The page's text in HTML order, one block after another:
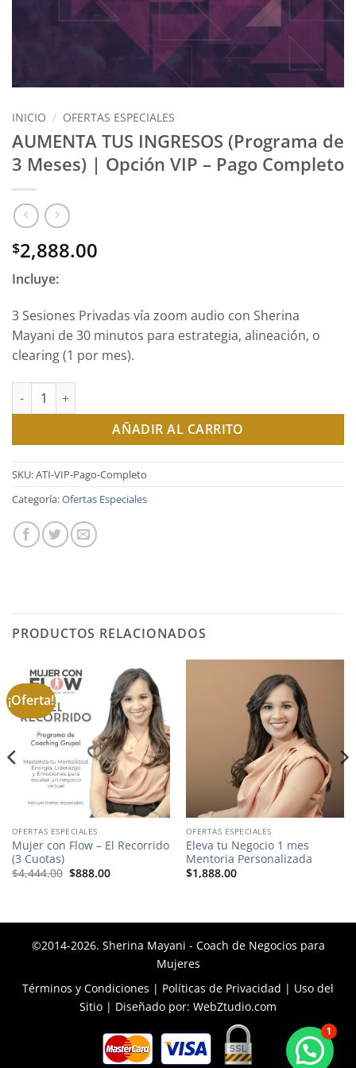
INICIO / OFERTAS ESPECIALES
AUMENTA TUS INGRESOS (Programa de
3 Meses) | Opción VIP – Pago Completo
$2,888.00
Incluye:
3 Sesiones Privadas vía zoom audio con Sherina
Mayani de 30 minutos para estrategia, alineación, o
clearing (1 por mes).
AUMENTA TUS INGRESOS (Programa de 3 Meses) | Opción
AÑADIR AL CARRITO
SKU:ATI-VIP-Pago-Completo
Categoría:Ofertas Especiales
PRODUCTOS RELACIONADOS
¡Oferta!
OFERTAS ESPECIALES
Mujer con Flow – El Recorrido
(3 Cuotas)
$4,444.00 El
precio
$888.00El
OFERTAS ESPECIALES
Eleva tu Negocio 1 mes
Mentoria Personalizada
$1,888.00
©2014-2026. Sherina Mayani - Coach de Negocios para
Mujeres
Términos y Condiciones | Políticas de Privacidad | Uso del
Sitio | Diseñado por: WebZtudio.com
1